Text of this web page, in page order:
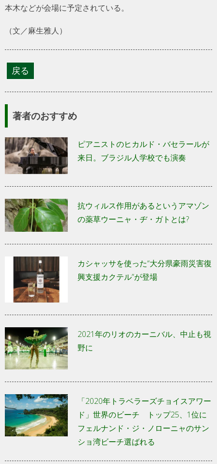
本木などが会場に予定されている。
（文／麻生雅人）
著者のおすすめ
ピアニストのヒカルド・バセラールが
来日。ブラジル人学校でも演奏
抗ウィルス作用があるというアマゾン
の薬草ウーニャ・ヂ・ガトとは?
カシャッサを使った“大分県豪雨災害復
興支援カクテル”が登場
2021年のリオのカーニバル、中止も視
野に
「2020年トラベラーズチョイスアワー
ド」世界のビーチ トップ25、1位に
フェルナンド・ジ・ノローニャのサン
ショ湾ビーチ選ばれる